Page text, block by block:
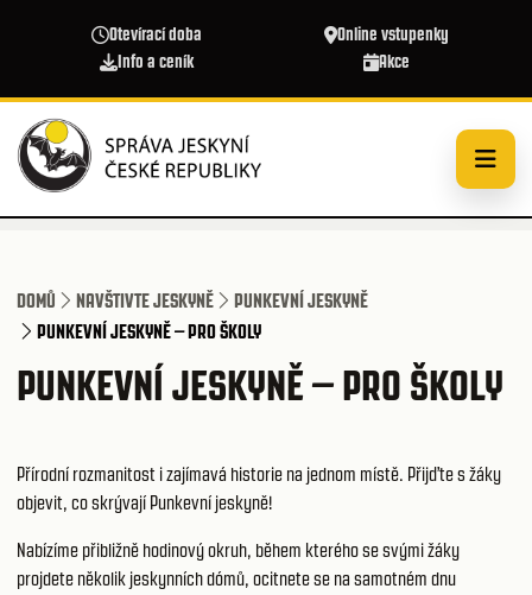
Otevírací doba
Online vstupenky
Info a ceník
Akce
DOMŮ NAVŠTIVTE JESKYNĚ
PUNKEVNÍ JESKYNĚ
PUNKEVNÍ JESKYNĚ – PRO ŠKOLY
PUNKEVNÍ JESKYNĚ – PRO ŠKOLY
Přírodní rozmanitost i zajímavá historie na jednom místě. Přijďte s žáky
objevit, co skrývají Punkevní jeskyně!
Nabízíme přibližně hodinový okruh, během kterého se svými žáky
projdete několik jeskynních dómů, ocitnete se na samotném dnu